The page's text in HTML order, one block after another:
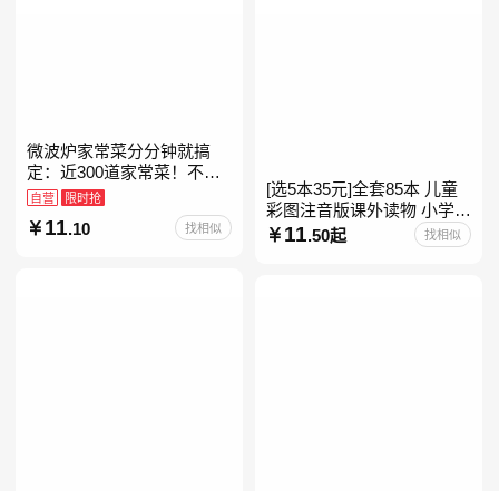
微波炉家常菜分分钟就搞
定：近300道家常菜！不开
火、零油烟！蒸、煮、炒、
烤、焗……全彩印刷+步骤
图解，让美味跃然眼前、操
自营 限时抢
11 .10 找相似
[选5本35元]全套85本 儿童
彩图注音版课外读物 小学生
低年级一二三年级课外阅读
经典带拼音的故事书一二年
11 .50起 找相似